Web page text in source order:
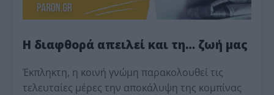
Η διαφθορά απειλεί και τη… ζωή μας
Έκπληκτη, η κοινή γνώμη παρακολουθεί τις
τελευταίες μέρες την αποκάλυψη της κο­μπίνας